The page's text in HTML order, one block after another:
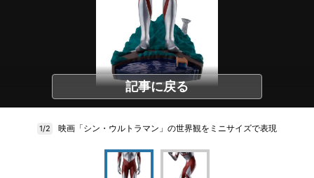
記事に戻る
1/2 映画「シン・ウルトラマン」の世界観をミニサイズで表現